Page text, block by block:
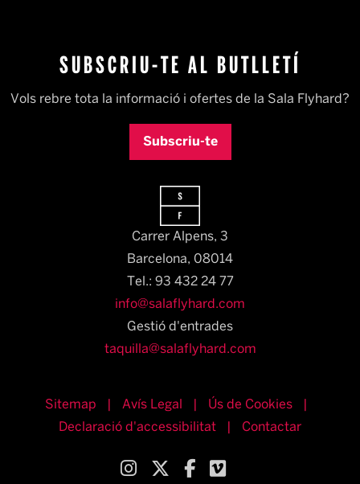
SUBSCRIU-TE AL BUTLLETÍ
Vols rebre tota la informació i ofertes de la Sala Flyhard?
Subscriu-te
Carrer Alpens, 3
Barcelona, 08014​
Tel.: 93 432 24 77
info@salaflyhard.com
Gestió d'entrades
taquilla@salaflyhard.com
Sitemap Avís Legal Ús de Cookies
Declaració d'accessibilitat
Contactar
Link a instagram
Link a twitter
Link a facebook